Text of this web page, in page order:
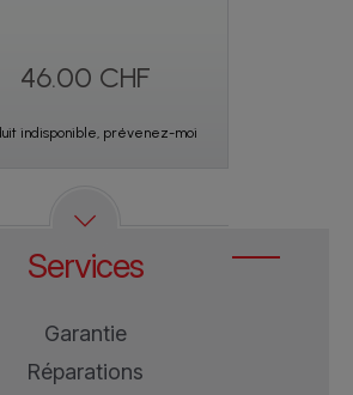
46.00 CHF
indisponible, prévenez-moi
Services
Garantie
Réparations